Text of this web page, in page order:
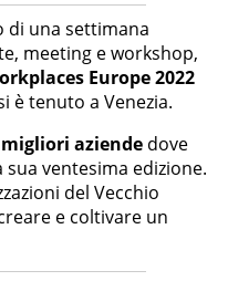
di una settimana
meeting e workshop,
Europe 2022
è tenuto a Venezia.
migliori aziende dove
ventesima edizione.
del Vecchio
e coltivare un